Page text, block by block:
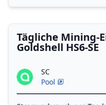
Tägliche Mining-
Goldshell HS6-SE
SC
Pool